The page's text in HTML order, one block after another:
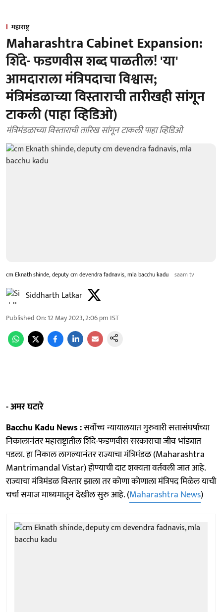
महाराष्ट्र
Maharashtra Cabinet Expansion:
शिंदे- फडणवीस शब्द पाळतील! 'या'
आमदाराला मंत्रिपदाचा विश्वास;
मंत्रिमंडळाच्या विस्ताराची तारीखही सांगून
टाकली (पाहा व्हिडिओ)
मंत्रिमंडळाच्या विस्ताराची तारिख सांगून टाकली पाहा व्हिडिओ
cm Eknath shinde, deputy cm devendra fadnavis, mla bacchu kadu saam tv
Siddharth Latkar
Published On:12 May 2023, 2:06 pm IST
- अमर घटारे
Bacchu Kadu News :सर्वाेच्च न्यायालयात गुरुवारी सत्तासंघर्षाच्या
निकालानंतर महाराष्ट्रातील शिंदे-फडणवीस सरकाराचा जीव भांड्यात
पडला. हा निकाल लागल्यानंतर राज्याचा मंत्रिमंडळ (Maharashtra
Mantrimandal Vistar) हाेण्याची दाट शक्यता वर्तवली जात आहे.
राज्याचा मंत्रिमंडळ विस्तार झाला तर काेणा काेणाला मंत्रिपद मिळेल याची
चर्चा समाज माध्यमातून देखील सुरु आहे. (Maharashtra News)